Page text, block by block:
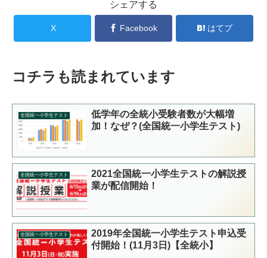
シェアする
X Facebook はてブ
コチラも読まれています
全国統一小学生テスト
低学年の全統小受験者数が大幅増
加！なぜ？(全国統一小学生テスト)
全国統一小学生テスト
2021全国統一小学生テストの解説授
業が配信開始！
全国統一小学生テスト
2019年全国統一小学生テスト申込受
付開始！(11月3日)【全統小】